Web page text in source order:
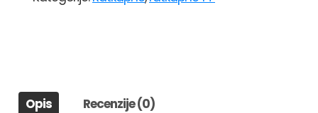
Opis Recenzije (0)